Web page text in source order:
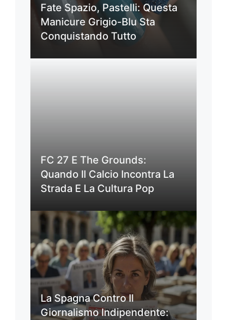
Fate Spazio, Pastelli: Questa
Manicure Grigio-Blu Sta
Conquistando Tutto
FC 27 E The Grounds:
Quando Il Calcio Incontra La
Strada E La Cultura Pop
La Spagna Contro Il
Giornalismo Indipendente: